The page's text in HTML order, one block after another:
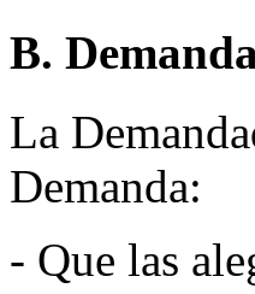
B.
La
Demanda:
- Que las